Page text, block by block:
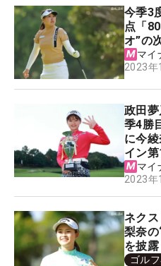
今季3
点「
オ”の
マイ
2023年
政田
季4勝
に今
イン第
マイ
2023年
ネク
梨奈
を披露
ゴル